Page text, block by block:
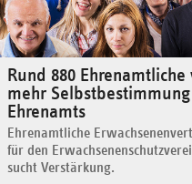
Rund 880
mehr
Ehrenamts
Ehrenamtliche
für den
sucht Verstärkung.